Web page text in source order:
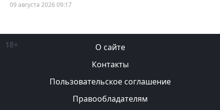
09 августа 2026 09:17
18+
О сайте
Контакты
Пользовательское соглашение
Правообладателям